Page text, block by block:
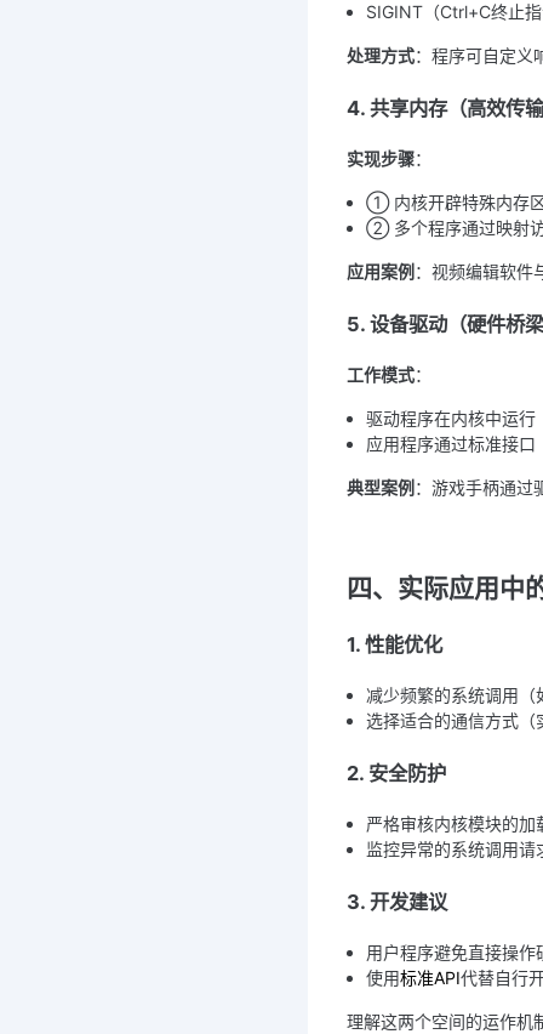
SIGINT（Ctrl+C终止
处理方式：程序可自定义
4. 共享内存（高效传
实现步骤：
① 内核开辟特殊内存
② 多个程序通过映射
应用案例 ：视频编辑软件
5. 设备驱动（硬件桥
工作模式：
驱动程序在内核中运行
应用程序通过标准接
典型案例 ：游戏手柄通过
四、实际应用中
1. 性能优化
减少频繁的系统调用（
选择适合的通信方式（
2. 安全防护
严格审核内核模块的加
监控异常的系统调用请
3. 开发建议
用户程序避免直接操作
使用标准API代替自行
理解这两个空间的运作机